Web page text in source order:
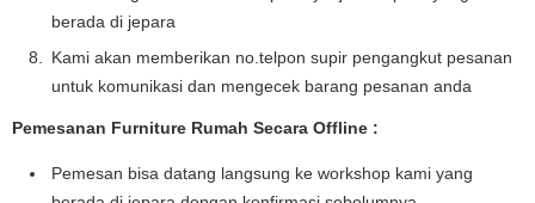
berada di jepara
Kami akan memberikan no.telpon supir pengangkut pesanan
untuk komunikasi dan mengecek barang pesanan anda
Pemesanan Furniture Rumah Secara Offline :
Pemesan bisa datang langsung ke workshop kami yang